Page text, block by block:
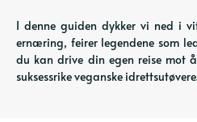
I denne guiden dykker vi ned i
ernæring, feirer legendene som
du kan drive din egen reise mot
suksessrike veganske